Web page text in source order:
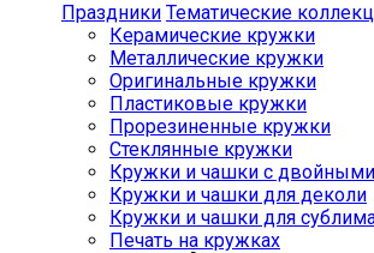
Праздники Тематические
Керамические кружки
Металлические кружки
Оригинальные кружки
Пластиковые кружки
Прорезиненные кружки
Стеклянные кружки
Кружки и чашки с
Кружки и чашки для деколи
Кружки и чашки для
Печать на кружках